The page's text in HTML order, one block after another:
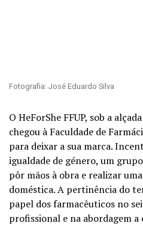
Fotografia: José Eduardo Silva
O HeForShe FFUP, sob a
chegou à Faculdade de
para deixar a sua marca.
igualdade de género, um
pôr mãos à obra e realizar
doméstica. A pertinência do
papel dos farmacêuticos no
profissional e na abordagem a